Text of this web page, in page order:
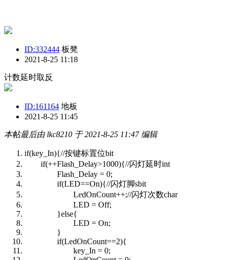
ID:332444 板凳
2021-8-25 11:18
计数延时取反
ID:161164 地板
2021-8-25 11:45
本帖最后由 lkc8210 于 2021-8-25 11:47 编辑
if(key_In){//按键标置位bit
if(++Flash_Delay>1000){//闪灯延时int
Flash_Delay = 0;
if(LED==On){//闪灯脚sbit
LedOnCount++;//闪灯次数char
LED = Off;
}else{
LED = On;
}
if(LedOnCount==2){
key_In = 0;